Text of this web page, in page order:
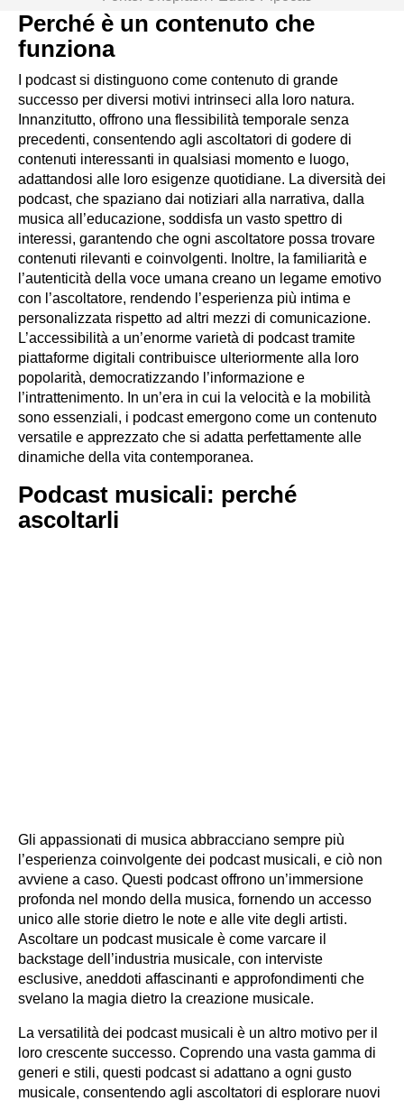
Perché è un contenuto che
funziona
I podcast si distinguono come contenuto di grande
successo per diversi motivi intrinseci alla loro natura.
Innanzitutto, offrono una flessibilità temporale senza
precedenti, consentendo agli ascoltatori di godere di
contenuti interessanti in qualsiasi momento e luogo,
adattandosi alle loro esigenze quotidiane. La diversità dei
podcast, che spaziano dai notiziari alla narrativa, dalla
musica all’educazione, soddisfa un vasto spettro di
interessi, garantendo che ogni ascoltatore possa trovare
contenuti rilevanti e coinvolgenti. Inoltre, la familiarità e
l’autenticità della voce umana creano un legame emotivo
con l’ascoltatore, rendendo l’esperienza più intima e
personalizzata rispetto ad altri mezzi di comunicazione.
L’accessibilità a un’enorme varietà di podcast tramite
piattaforme digitali contribuisce ulteriormente alla loro
popolarità, democratizzando l’informazione e
l’intrattenimento. In un’era in cui la velocità e la mobilità
sono essenziali, i podcast emergono come un contenuto
versatile e apprezzato che si adatta perfettamente alle
dinamiche della vita contemporanea.
Podcast musicali: perché
ascoltarli
Gli appassionati di musica abbracciano sempre più
l’esperienza coinvolgente dei podcast musicali, e ciò non
avviene a caso. Questi podcast offrono un’immersione
profonda nel mondo della musica, fornendo un accesso
unico alle storie dietro le note e alle vite degli artisti.
Ascoltare un podcast musicale è come varcare il
backstage dell’industria musicale, con interviste
esclusive, aneddoti affascinanti e approfondimenti che
svelano la magia dietro la creazione musicale.
La versatilità dei podcast musicali è un altro motivo per il
loro crescente successo. Coprendo una vasta gamma di
generi e stili, questi podcast si adattano a ogni gusto
musicale, consentendo agli ascoltatori di esplorare nuovi